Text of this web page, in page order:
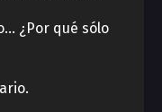
¿Por qué sólo